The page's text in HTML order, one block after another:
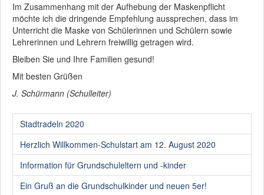
Im Zusammenhang mit der Aufhebung der Maskenpflicht
möchte ich die dringende Empfehlung aussprechen, dass im
Unterricht die Maske von Schülerinnen und Schülern sowie
Lehrerinnen und Lehrern freiwillig getragen wird.
Bleiben Sie und Ihre Familien gesund!
Mit besten Grüßen
J. Schürmann (Schulleiter)
Stadtradeln 2020
Herzlich Willkommen-Schulstart am 12. August 2020
Information für Grundschuleltern und -kinder
Ein Gruß an die Grundschulkinder und neuen 5er!